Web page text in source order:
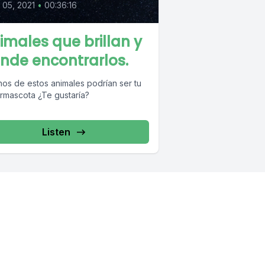
2021 • 00:36:16
que brillan y
encontrarlos.
de estos animales podrían ser tu
¿Te gustaría?
Listen